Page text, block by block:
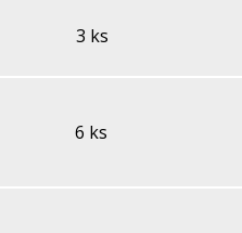
3 ks
6 ks